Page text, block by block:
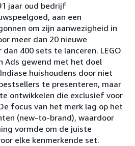
jaar oud bedrijf
aan een
om zijn aanwezigheid in
meer dan 20 nieuwe
400 sets te lanceren. LEGO
Ads gewend met het doel
huishoudens door niet
te presenteren, maar
ontwikkelen die exclusief voor
focus van het merk lag op het
(new-to-brand), waardoor
vormde om de juiste
elke kenmerkende set.